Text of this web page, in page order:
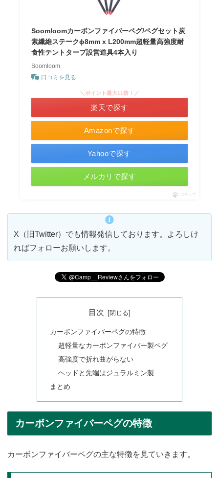
Soomloomカーボンファイバーペグ/ペグセット炭
素繊維ステークɸ8mm x L200mm超軽量高強度耐
食性テントタープ設営道具4本入り
Soomloom
口コミを見る
Amazonで探す
＼ポイント最大11倍！／
楽天で探す
Yahooで探す
メルカリで探す
ポチップ
X（旧Twitter）でも情報発信しております。よろしけ
ればフォローお願いします。
目次
カーボンファイバーペグの特徴
超軽量なカーボンファイバー製ペグ
高強度で折れ曲がらない
ヘッドと先端はジュラルミン製
まとめ
カーボンファイバーペグの特徴
カーボンファイバーペグの主な特徴を見ていきます。